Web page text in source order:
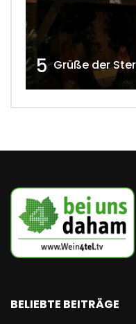
5
BELIEBTE BEITRÄGE